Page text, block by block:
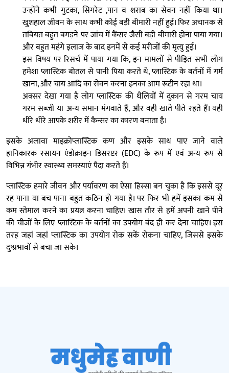
उन्होंने कभी गुटका, सिगरेट ,पान व शराब का सेवन नहीं किया था।
खुशहाल जीवन के साथ कभी कोई बड़ी बीमारी नहीं हुई। फिर अचानक से
तबियत बहुत बगड़ने पर जांच में कैंसर जैसी बड़ी बीमारी होना पाया गया।
और बहुत महंगे इलाज के बाद इनमें से कई मरीजों की मृत्यु हुई।
इस विषय पर रिसर्च में पाया गया कि, इन मामलों से पीड़ित सभी लोग
हमेशा प्लास्टिक बोतल से पानी पिया करते थे, प्लास्टिक के बर्तनों में गर्म
खाना, और चाय आदि का सेवन करना इनका आम रूटीन रहा था।
अक्सर देखा गया है लोग प्लास्टिक की थैलियों में दुकान से गरम चाय
गरम सब्जी या अन्य समान मंगवाते हैं, और वही खाते पीते रहते हैं। यही
धीरे धीरे आपके शरीर में कैन्सर का कारण बनाता है।
इसके अलावा माइक्रोप्लास्टिक कण और इसके साथ पाए जाने वाले
हानिकारक रसायन एंडोक्राइन डिसरप्टर (EDC) के रूप में एवं अन्य रूप से
विभिन्न गंभीर स्वास्थ्य समस्याएं पैदा करते हैं।
प्लास्टिक हमारे जीवन और पर्यावरण का ऐसा हिस्सा बन चुका है कि इससे दूर
रह पाना या बच पाना बहुत कठिन हो गया है। पर फिर भी हमें इसका कम से
कम स्तेमाल करने का प्रयत्न करना चाहिए। खास तौर से हमें अपनी खाने पीने
की चीजों के लिए प्लास्टिक के बर्तनों का उपयोग बंद ही कर देना चाहिए। इस
तरह जहां जहां प्लास्टिक का उपयोग रोक सकें रोकना चाहिए, जिससे इसके
दुष्प्रभावों से बचा जा सके।